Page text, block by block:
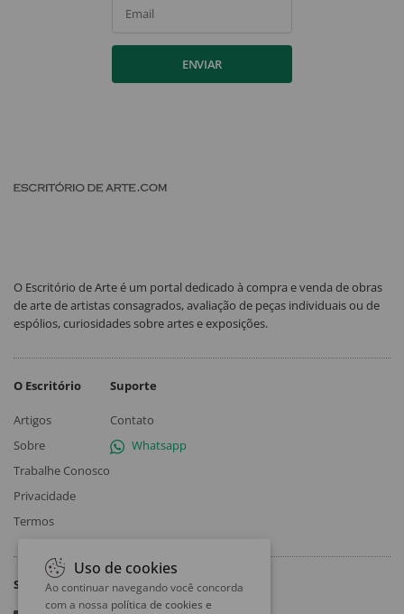
Email
ENVIAR
O Escritório de Arte é um portal dedicado à compra e venda de obras
de arte de artistas consagrados, avaliação de peças individuais ou de
espólios, curiosidades sobre artes e exposições.
O Escritório
Artigos
Sobre
Trabalhe Conosco
Privacidade
Termos
Suporte
Contato
Whatsapp
Siga
Uso de cookies
Ao continuar navegando você concorda
com a nossa política de cookies e